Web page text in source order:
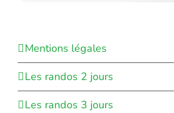
Mentions légales
Les randos 2 jours
Les randos 3 jours